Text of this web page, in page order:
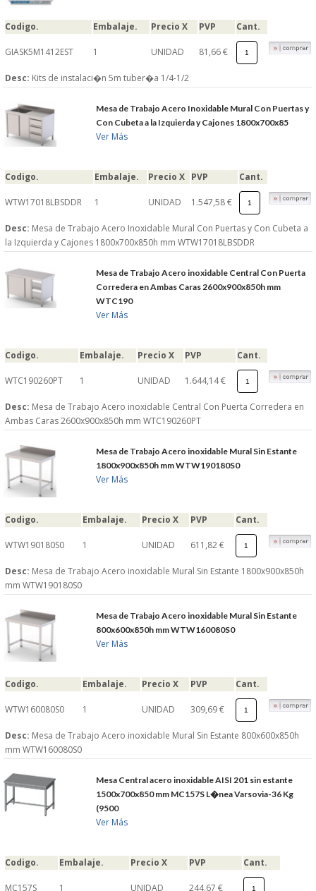
DEVOLUCIONES
POL�TICA DE PRIVACIDAD
CONDICIONES DE USO
NOTICIAS
BLOG
CERRAR
S�GUENOS EN
TWITTER
© 2026 SUMINISTROSCEM
TODOS LOS DERECHOS RESERVADOS
Codigo. Embalaje. Precio X PVP Cant.
GIASK5M1412EST 1 UNIDAD 81,66 €
Desc: Kits de instalaci�n 5m tuber�a 1/4-1/2
Mesa de Trabajo Acero Inoxidable Mural Con Puertas y
Con Cubeta a la Izquierda y Cajones 1800x700x85
Ver Más
Codigo. Embalaje. Precio X PVP Cant.
WTW17018LBSDDR 1 UNIDAD 1.547,58 €
Desc: Mesa de Trabajo Acero Inoxidable Mural Con Puertas y Con Cubeta a
la Izquierda y Cajones 1800x700x850h mm WTW17018LBSDDR
Mesa de Trabajo Acero inoxidable Central Con Puerta
Corredera en Ambas Caras 2600x900x850h mm
WTC190
Ver Más
Codigo. Embalaje. Precio X PVP Cant.
WTC190260PT 1 UNIDAD 1.644,14 €
Desc: Mesa de Trabajo Acero inoxidable Central Con Puerta Corredera en
Ambas Caras 2600x900x850h mm WTC190260PT
Mesa de Trabajo Acero inoxidable Mural Sin Estante
1800x900x850h mm WTW190180S0
Ver Más
Codigo. Embalaje. Precio X PVP Cant.
WTW190180S0 1 UNIDAD 611,82 €
Desc: Mesa de Trabajo Acero inoxidable Mural Sin Estante 1800x900x850h
mm WTW190180S0
Mesa de Trabajo Acero inoxidable Mural Sin Estante
800x600x850h mm WTW160080S0
Ver Más
Codigo. Embalaje. Precio X PVP Cant.
WTW160080S0 1 UNIDAD 309,69 €
Desc: Mesa de Trabajo Acero inoxidable Mural Sin Estante 800x600x850h
mm WTW160080S0
Mesa Central acero inoxidable AISI 201 sin estante
1500x700x850 mm MC157S L�nea Varsovia-36 Kg
(9500
Ver Más
Codigo. Embalaje. Precio X PVP Cant.
MC157S 1 UNIDAD 244,67 €